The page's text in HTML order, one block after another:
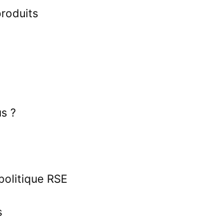
?
RSE